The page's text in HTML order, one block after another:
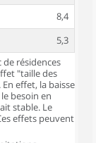
8,4
5,3
résidences
"taille des
effet, la baisse
besoin en
stable. Le
effets peuvent